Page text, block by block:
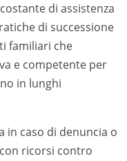
di assistenza
di successione
familiari che
e competente per
in lunghi
caso di denuncia o
ricorsi contro